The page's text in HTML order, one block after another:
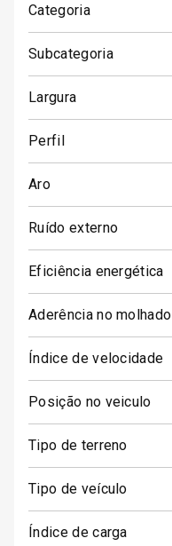
categoria
subcategoria
largura
perfil
aro
ruído externo
eficiência energética
aderência no molhado
índice de velocidade
posição no veiculo
tipo de terreno
tipo de veículo
índice de carga